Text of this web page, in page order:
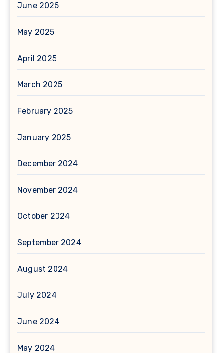
June 2025
May 2025
April 2025
March 2025
February 2025
January 2025
December 2024
November 2024
October 2024
September 2024
August 2024
July 2024
June 2024
May 2024